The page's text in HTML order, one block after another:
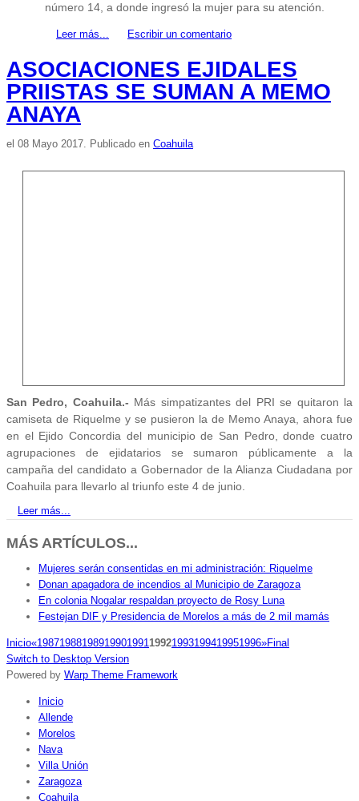
número 14, a donde ingresó la mujer para su atención.
Leer más... Escribir un comentario
ASOCIACIONES EJIDALES
PRIISTAS SE SUMAN A MEMO
ANAYA
el 08 Mayo 2017. Publicado en Coahuila
San Pedro, Coahuila.- Más simpatizantes del PRI se quitaron la
camiseta de Riquelme y se pusieron la de Memo Anaya, ahora fue
en el Ejido Concordia del municipio de San Pedro, donde cuatro
agrupaciones de ejidatarios se sumaron públicamente a la
campaña del candidato a Gobernador de la Alianza Ciudadana por
Coahuila para llevarlo al triunfo este 4 de junio.
Leer más...
MÁS ARTÍCULOS...
Mujeres serán consentidas en mi administración: Riquelme
Donan apagadora de incendios al Municipio de Zaragoza
En colonia Nogalar respaldan proyecto de Rosy Luna
Festejan DIF y Presidencia de Morelos a más de 2 mil mamás
Inicio«1987198819891990199119921993199419951996»Final
Switch to Desktop Version
Powered by Warp Theme Framework
Inicio
Allende
Morelos
Nava
Villa Unión
Zaragoza
Coahuila